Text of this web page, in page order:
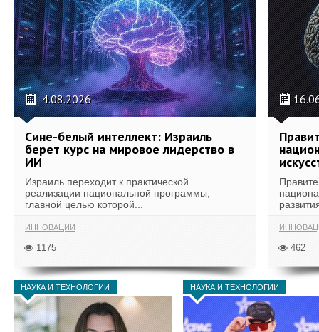
4.08.2026
Сине-белый интеллект: Израиль
берет курс на мировое лидерство в
ИИ
Израиль переходит к практической
реализации национальной программы,
главной целью которой...
ИННОВАЦИИ
1175 462
НАУКА И ТЕХНОЛОГИИ НАУКА И ТЕХНОЛОГИИ